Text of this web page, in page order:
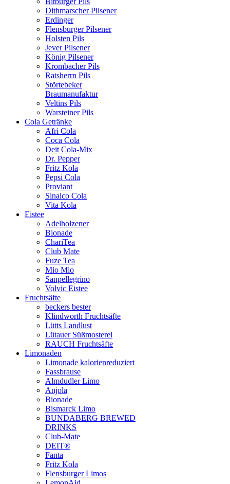
Dithmarscher Pilsener
Erdinger
Flensburger Pilsener
Holsten Pils
Jever Pilsener
König Pilsener
Krombacher Pils
Ratsherrn Pils
Störtebeker
Braumanufaktur
Veltins Pils
Warsteiner Pils
Cola Getränke
Afri Cola
Coca Cola
Deit Cola-Mix
Dr. Pepper
Fritz Kola
Pepsi Cola
Proviant
Sinalco Cola
Vita Kola
Eistee
Adelholzener
Bionade
ChariTea
Club Mate
Fuze Tea
Mio Mio
Sanpellegrino
Volvic Eistee
Fruchtsäfte
beckers bester
Klindworth Fruchtsäfte
Lütts Landlust
Lütauer Süßmosterei
RAUCH Fruchtsäfte
Limonaden
Limonade kalorienreduziert
Fassbrause
Almdudler Limo
Anjola
Bionade
Bismarck Limo
BUNDABERG BREWED
DRINKS
Club-Mate
DEIT®
Fanta
Fritz Kola
Flensburger Limos